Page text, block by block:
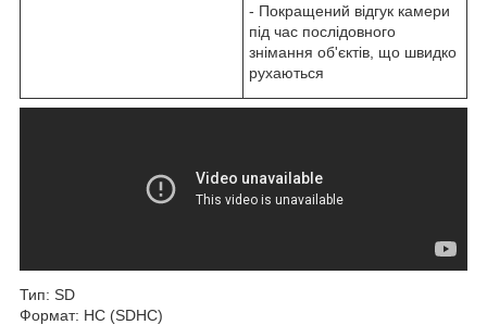
- Покращений відгук камери
під час послідовного
знімання об'єктів, що швидко
рухаються
Тип: SD
Формат: HC (SDHC)